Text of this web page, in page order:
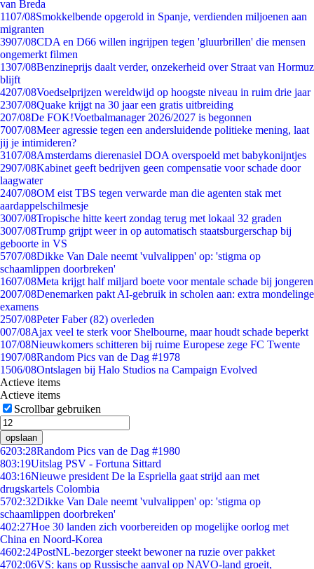
van Breda
1107/08Smokkelbende opgerold in Spanje, verdienden miljoenen aan
migranten
3907/08CDA en D66 willen ingrijpen tegen 'gluurbrillen' die mensen
ongemerkt filmen
1307/08Benzineprijs daalt verder, onzekerheid over Straat van Hormuz
blijft
4207/08Voedselprijzen wereldwijd op hoogste niveau in ruim drie jaar
2307/08Quake krijgt na 30 jaar een gratis uitbreiding
207/08De FOK!Voetbalmanager 2026/2027 is begonnen
7007/08Meer agressie tegen een andersluidende politieke mening, laat
jij je intimideren?
3107/08Amsterdams dierenasiel DOA overspoeld met babykonijntjes
2907/08Kabinet geeft bedrijven geen compensatie voor schade door
laagwater
2407/08OM eist TBS tegen verwarde man die agenten stak met
aardappelschilmesje
3007/08Tropische hitte keert zondag terug met lokaal 32 graden
3007/08Trump grijpt weer in op automatisch staatsburgerschap bij
geboorte in VS
5707/08Dikke Van Dale neemt 'vulvalippen' op: 'stigma op
schaamlippen doorbreken'
1607/08Meta krijgt half miljard boete voor mentale schade bij jongeren
2007/08Denemarken pakt AI-gebruik in scholen aan: extra mondelinge
examens
2507/08Peter Faber (82) overleden
007/08Ajax veel te sterk voor Shelbourne, maar houdt schade beperkt
107/08Nieuwkomers schitteren bij ruime Europese zege FC Twente
1907/08Random Pics van de Dag #1978
1506/08Ontslagen bij Halo Studios na Campaign Evolved
Actieve items
Actieve items
Scrollbar gebruiken
opslaan
6203:28Random Pics van de Dag #1980
803:19Uitslag PSV - Fortuna Sittard
403:16Nieuwe president De la Espriella gaat strijd aan met
drugskartels Colombia
5702:32Dikke Van Dale neemt 'vulvalippen' op: 'stigma op
schaamlippen doorbreken'
402:27Hoe 30 landen zich voorbereiden op mogelijke oorlog met
China en Noord-Korea
4602:24PostNL-bezorger steekt bewoner na ruzie over pakket
4702:06VS: kans op Russische aanval op NAVO-land groeit,